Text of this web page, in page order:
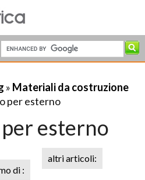
» Materiali da costruzione
per esterno
esterno
di :
altri articoli: